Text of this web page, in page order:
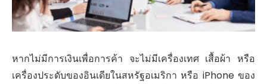
หากไม่มีการเงินเพื่อการค้า จะไม่มีเครื่องเทศ เสื้อผ้า หรือ
เครื่องประดับของอินเดียในสหรัฐอเมริกา หรือ iPhone ของ